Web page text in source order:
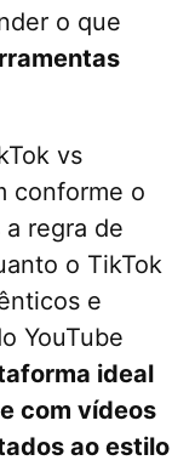
o que
vs
conforme o
regra de
o TikTok
e
YouTube
ideal
com vídeos
ao estilo